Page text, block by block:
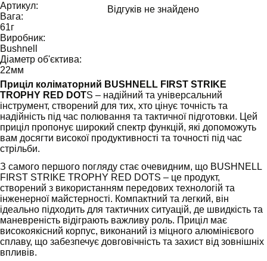
Артикул:
Вага:
61г
Виробник:
Bushnell
Діаметр об'єктива:
22мм
Відгуків не знайдено
Приціл коліматорний BUSHNELL FIRST STRIKE
TROPHY RED DOTS – надійний та універсальний
інструмент, створений для тих, хто цінує точність та
надійність під час полювання та тактичної підготовки. Цей
приціл пропонує широкий спектр функцій, які допоможуть
вам досягти високої продуктивності та точності під час
стрільби.
З самого першого погляду стає очевидним, що BUSHNELL
FIRST STRIKE TROPHY RED DOTS – це продукт,
створений з використанням передових технологій та
інженерної майстерності. Компактний та легкий, він
ідеально підходить для тактичних ситуацій, де швидкість та
маневреність відіграють важливу роль. Приціл має
високоякісний корпус, виконаний із міцного алюмінієвого
сплаву, що забезпечує довговічність та захист від зовнішніх
впливів.